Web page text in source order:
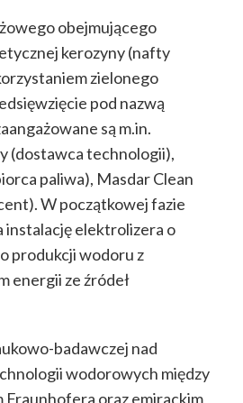
obejmującego
kerozyny (nafty
zielonego
pod nazwą
są m.in.
(dostawca technologii),
paliwa), Masdar Clean
W początkowej fazie
instalację elektrolizera o
produkcji wodoru z
energii ze źródeł
badawczej nad
wodorowych między
Fraunhofera oraz emirackim